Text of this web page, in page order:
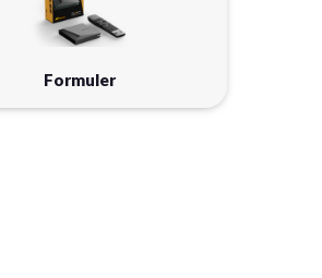
Formuler